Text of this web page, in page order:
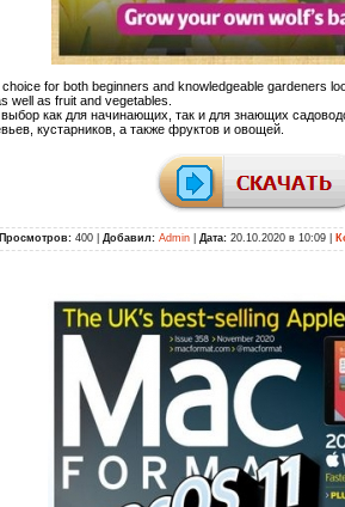
for both beginners and knowledgeable gardeners
well as fruit and vegetables.
как для начинающих, так и для знающих
кустарников, а также фруктов и овощей.
Просмотров: 400 | Добавил: Admin Дата: 20.10.2020 в 10:09